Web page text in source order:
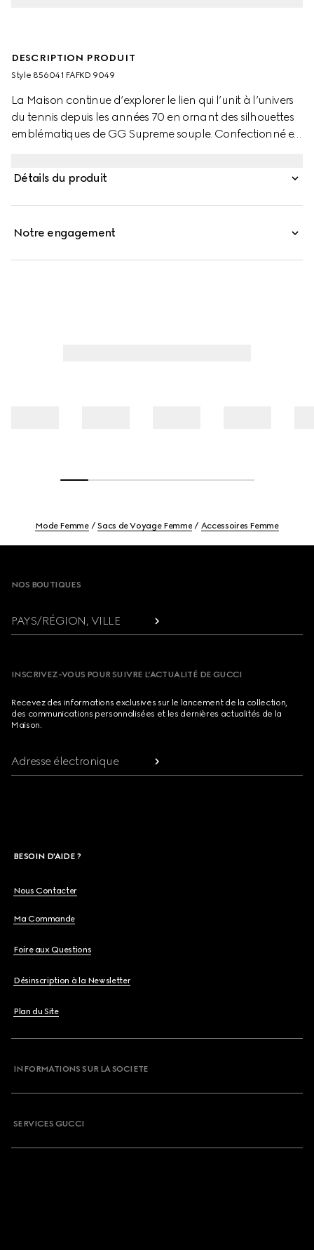
DESCRIPTION PRODUIT
Style ‎856041 FAFKD 9049
La Maison continue d’explorer le lien qui l’unit à l’univers
du tennis depuis les années 70 en ornant des silhouettes
emblématiques de GG Supreme souple. Confectionné en
bande Web. Confectionnée en GG Supreme souple, elle
Détails du produit
Notre engagement
Mode Femme Sacs de Voyage Femme Accessoires Femme
NOS BOUTIQUES
PAYS/RÉGION, VILLE
INSCRIVEZ-VOUS POUR SUIVRE L’ACTUALITÉ DE GUCCI
Recevez des informations exclusives sur le lancement de la collection,
des communications personnalisées et les dernières actualités de la
Maison.
Adresse électronique
BESOIN D'AIDE ?
Nous Contacter
Ma Commande
Foire aux Questions
Désinscription à la Newsletter
Plan du Site
INFORMATIONS SUR LA SOCIETE
SERVICES GUCCI